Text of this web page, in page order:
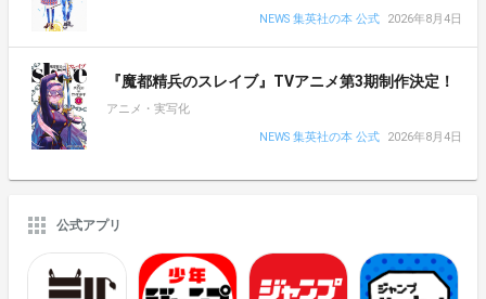
NEWS 集英社の本 公式
2026年8月4日
『魔都精兵のスレイブ』TVアニメ第3期制作決定！
アニメ・実写化
NEWS 集英社の本 公式
2026年8月4日
公式アプリ